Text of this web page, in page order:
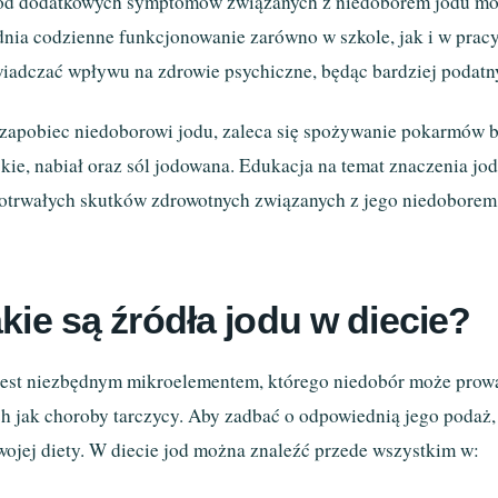
codzienne funkcjonowanie zarówno w szkole, jak i w
wpływu na zdrowie psychiczne, będąc bardziej
niedoborowi jodu, zaleca się spożywanie
nabiał oraz sól jodowana. Edukacja na temat znaczenia
skutków zdrowotnych związanych z jego
są źródła jodu w diecie?
niezbędnym mikroelementem, którego niedobór może
jak choroby tarczycy. Aby zadbać o odpowiednią jego
diety. W diecie jod można znaleźć przede wszystkim w: